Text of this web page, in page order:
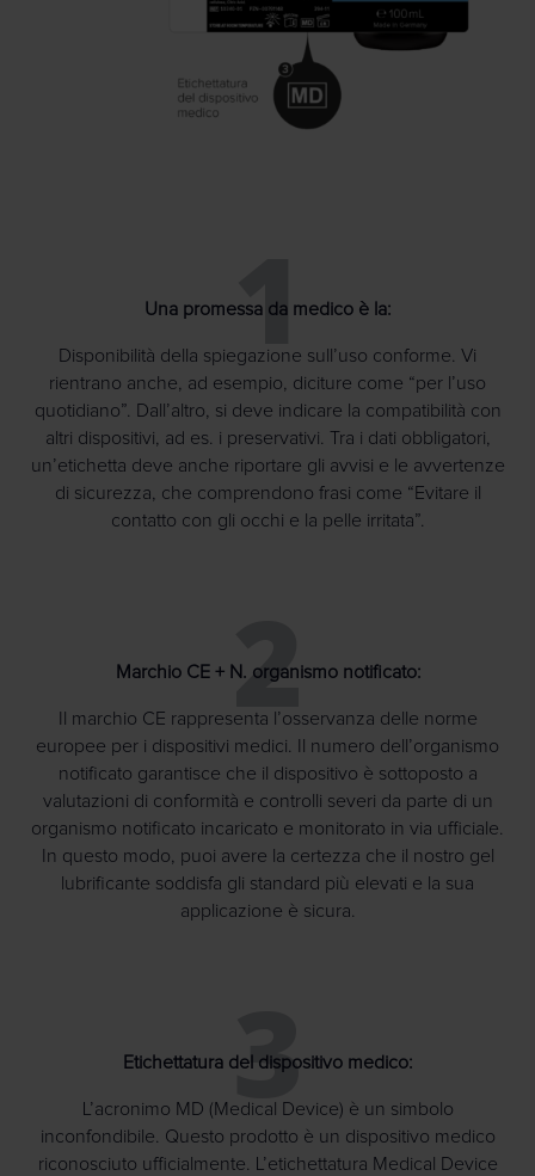
1
Una promessa da medico è la:
Disponibilità della spiegazione sull’uso conforme. Vi
rientrano anche, ad esempio, diciture come “per l’uso
quotidiano”. Dall’altro, si deve indicare la compatibilità con
altri dispositivi, ad es. i preservativi. Tra i dati obbligatori,
un’etichetta deve anche riportare gli avvisi e le avvertenze
di sicurezza, che comprendono frasi come “Evitare il
contatto con gli occhi e la pelle irritata”.
2
Marchio CE + N. organismo notificato:
Il marchio CE rappresenta l’osservanza delle norme
europee per i dispositivi medici. Il numero dell’organismo
notificato garantisce che il dispositivo è sottoposto a
valutazioni di conformità e controlli severi da parte di un
organismo notificato incaricato e monitorato in via ufficiale.
In questo modo, puoi avere la certezza che il nostro gel
lubrificante soddisfa gli standard più elevati e la sua
applicazione è sicura.
3
Etichettatura del dispositivo medico:
L’acronimo MD (Medical Device) è un simbolo
inconfondibile. Questo prodotto è un dispositivo medico
riconosciuto ufficialmente. L’etichettatura Medical Device